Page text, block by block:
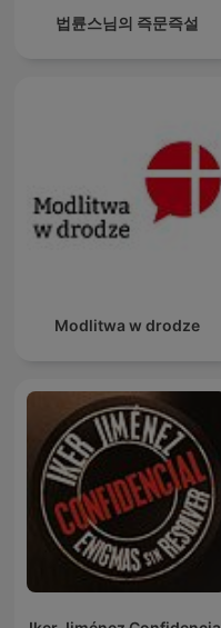
법륜스님의 즉문즉설
Modlitwa w drodze